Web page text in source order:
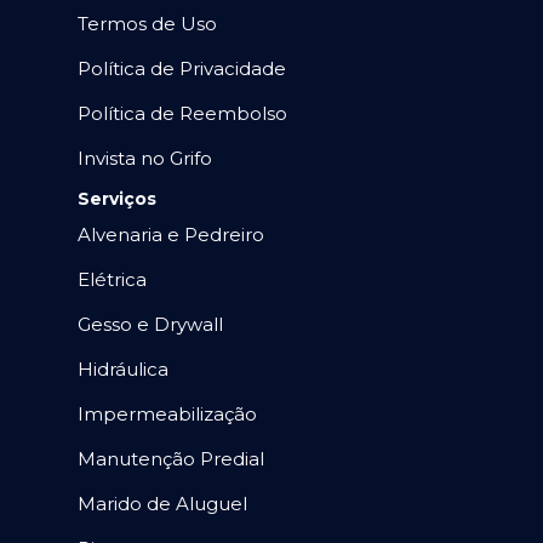
Termos de Uso
Política de Privacidade
Política de Reembolso
Invista no Grifo
Serviços
Alvenaria e Pedreiro
Elétrica
Gesso e Drywall
Hidráulica
Impermeabilização
Manutenção Predial
Marido de Aluguel